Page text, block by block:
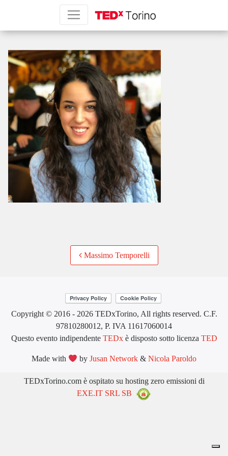
diletta-milana-sq
Massimo Temporelli
Copyright © 2016 - 2026 TEDxTorino, All rights reserved. C.F.
97810280012, P. IVA 11617060014
Questo evento indipendente TEDxè disposto sotto licenza TED
Made with byJusan Network &Nicola Paroldo
TEDxTorino.com è ospitato su hosting zero emissioni di
EXE.IT SRL SB